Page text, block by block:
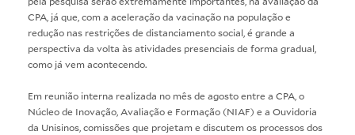
CPA, já que, com a aceleração da vacinação na população e
redução nas restrições de distanciamento social, é grande a
perspectiva da volta às atividades presenciais de forma gradual,
como já vem acontecendo.
Em reunião interna realizada no mês de agosto entre a CPA, o
Núcleo de Inovação, Avaliação e Formação (NIAF) e a Ouvidoria
da Unisinos, comissões que projetam e discutem os processos dos